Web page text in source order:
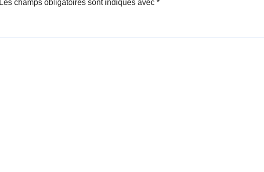
Les champs obligatoires sont indiqués avec *